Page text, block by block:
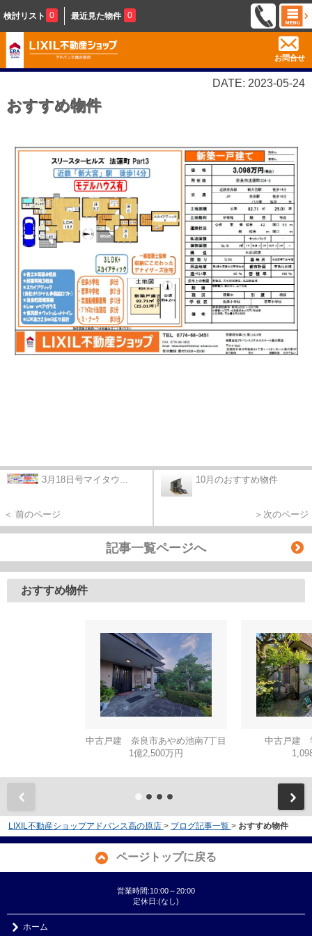
検討リスト 0 最近見た物件 0
お問合せ
DATE: 2023-05-24
おすすめ物件
3月18日号マイタウ...
＜ 前のページ
10月のおすすめ物件
＞次のページ
記事一覧ページへ
おすすめ物件
中古戸建 奈良市あやめ池南7丁目
1億2,500万円
中古戸建
LIXIL不動産ショップアドバンス高の原店 > ブログ記事一覧 > おすすめ物件
ページトップに戻る
営業時間:10:00～20:00
定休日:(なし)
ホーム